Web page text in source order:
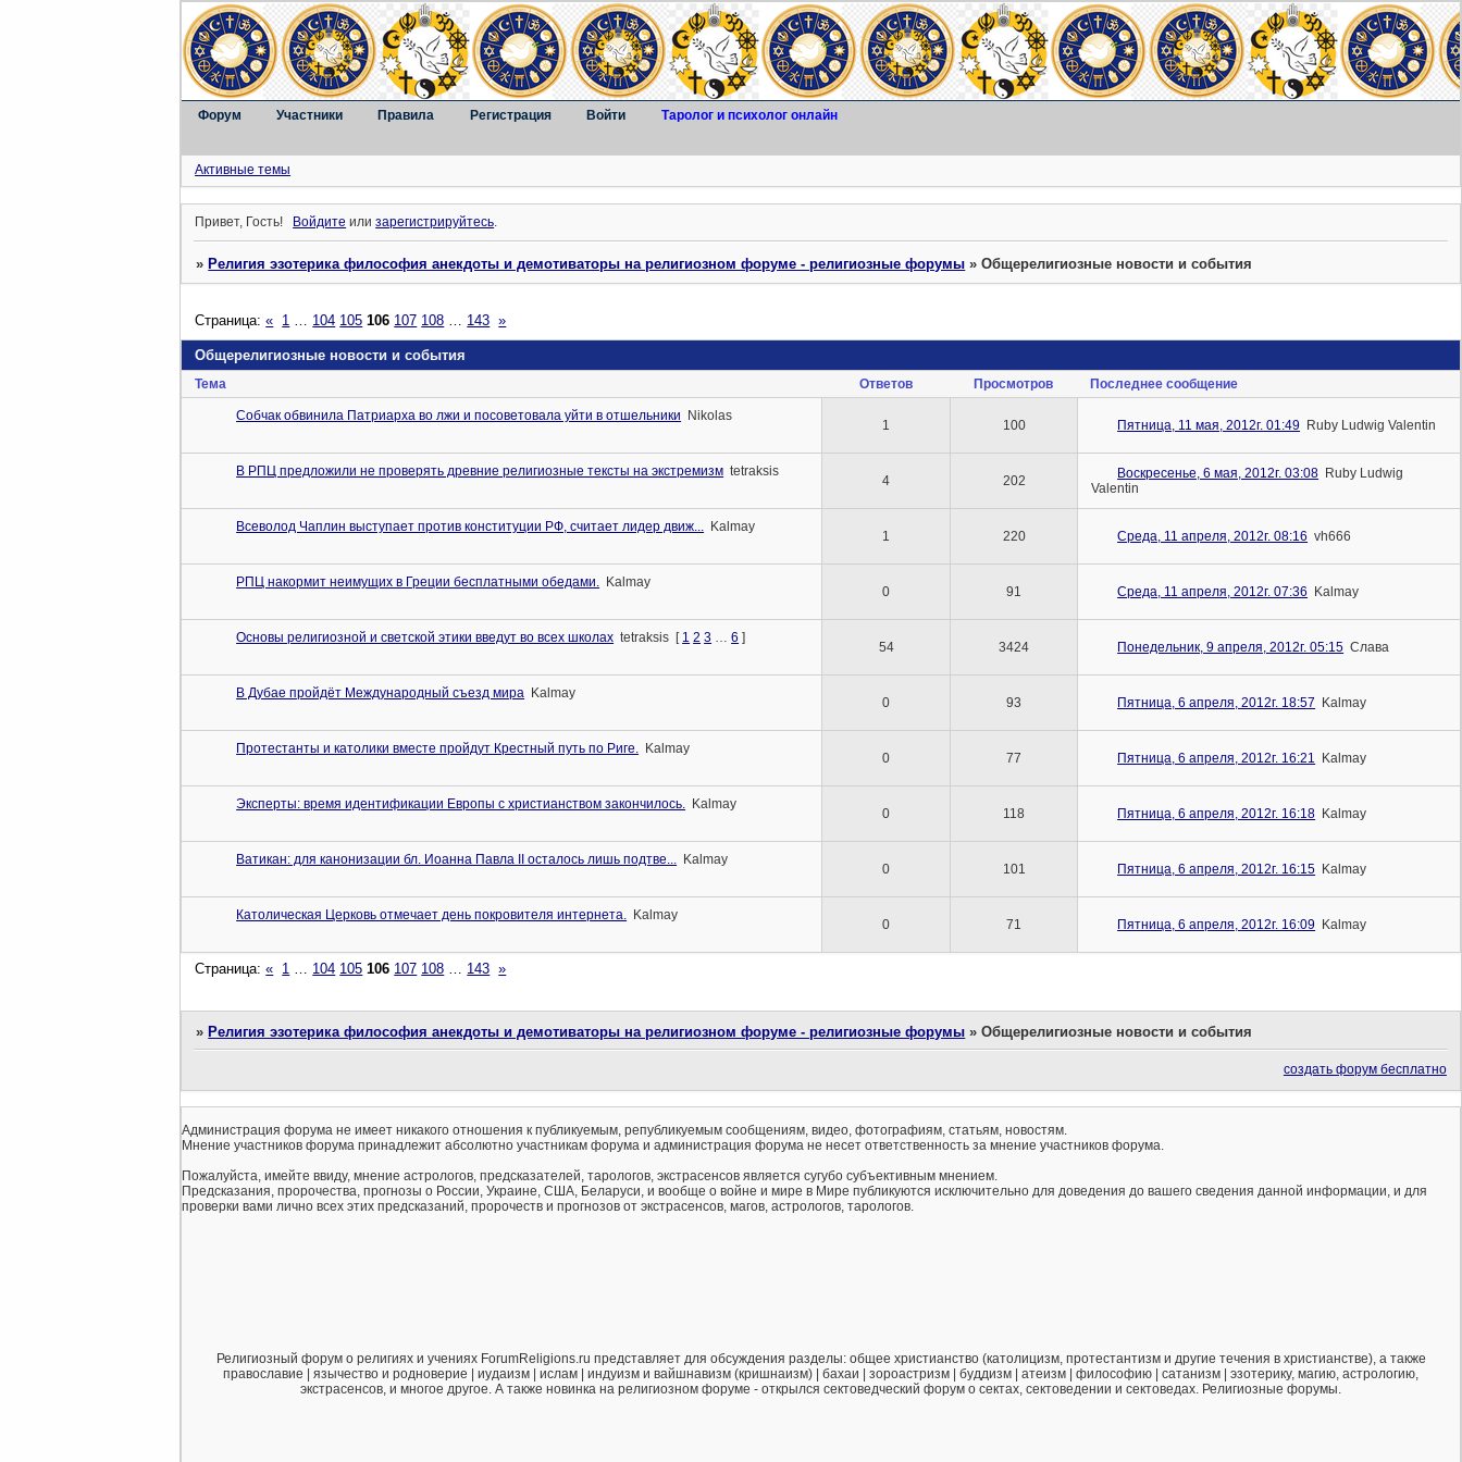
Форум Участники Правила Регистрация Войти Таролог и психолог онлайн
Активные темы
Привет, Гость! Войдите илизарегистрируйтесь.
»Религия эзотерика философия анекдоты и демотиваторы на религиозном форуме - религиозные форумы »Общерелигиозные новости и события
Общерелигиозные новости и события
Страница:« 1 104 105 106 107 108 143 »
Тема Ответов Просмотров Последнее сообщение
Собчак обвинила Патриарха во лжи и посоветовала уйти в отшельники Nikolas
1 100 Пятница, 11 мая, 2012г. 01:49 Ruby Ludwig Valentin
В РПЦ предложили не проверять древние религиозные тексты на экстремизм tetraksis
4 202 Воскресенье, 6 мая, 2012г. 03:08 Ruby Ludwig
Valentin
Всеволод Чаплин выступает против конституции РФ, считает лидер движ... Kalmay
1 220 Среда, 11 апреля, 2012г. 08:16 vh666
РПЦ накормит неимущих в Греции бесплатными обедами. Kalmay
0 91 Среда, 11 апреля, 2012г. 07:36 Kalmay
Основы религиозной и светской этики введут во всех школах tetraksis [ 1 2 3 6 ]
54 3424 Понедельник, 9 апреля, 2012г. 05:15 Слава
В Дубае пройдёт Международный съезд мира Kalmay
0 93 Пятница, 6 апреля, 2012г. 18:57 Kalmay
Протестанты и католики вместе пройдут Крестный путь по Риге. Kalmay
0 77 Пятница, 6 апреля, 2012г. 16:21 Kalmay
Эксперты: время идентификации Европы с христианством закончилось. Kalmay
0 118 Пятница, 6 апреля, 2012г. 16:18 Kalmay
Ватикан: для канонизации бл. Иоанна Павла II осталось лишь подтве... Kalmay
0 101 Пятница, 6 апреля, 2012г. 16:15 Kalmay
Католическая Церковь отмечает день покровителя интернета. Kalmay
0 71 Пятница, 6 апреля, 2012г. 16:09 Kalmay
Страница:« 1 … 104 105 106 107 108 … 143 »
»Религия эзотерика философия анекдоты и демотиваторы на религиозном форуме - религиозные форумы »Общерелигиозные новости и события
создать форум бесплатно
Администрация форума не имеет никакого отношения к публикуемым, републикуемым сообщениям, видео, фотографиям, статьям, новостям.
Мнение участников форума принадлежит абсолютно участникам форума и администрация форума не несет ответственность за мнение участников форума.
Пожалуйста, имейте ввиду, мнение астрологов, предсказателей, тарологов, экстрасенсов является сугубо субъективным мнением.
Предсказания, пророчества, прогнозы о России, Украине, США, Беларуси, и вообще о войне и мире в Мире публикуются исключительно для доведения до вашего сведения данной информации, и для
проверки вами лично всех этих предсказаний, пророчеств и прогнозов от экстрасенсов, магов, астрологов, тарологов.
Религиозный форум о религиях и учениях ForumReligions.ru представляет для обсуждения разделы: общее христианство (католицизм, протестантизм и другие течения в христианстве), а также
православие | язычество и родноверие | иудаизм | ислам | индуизм и вайшнавизм (кришнаизм) | бахаи | зороастризм | буддизм | атеизм | философию | сатанизм | эзотерику, магию, астрологию,
экстрасенсов, и многое другое. А также новинка на религиозном форуме - открылся сектоведческий форум о сектах, сектоведении и сектоведах. Религиозные форумы.